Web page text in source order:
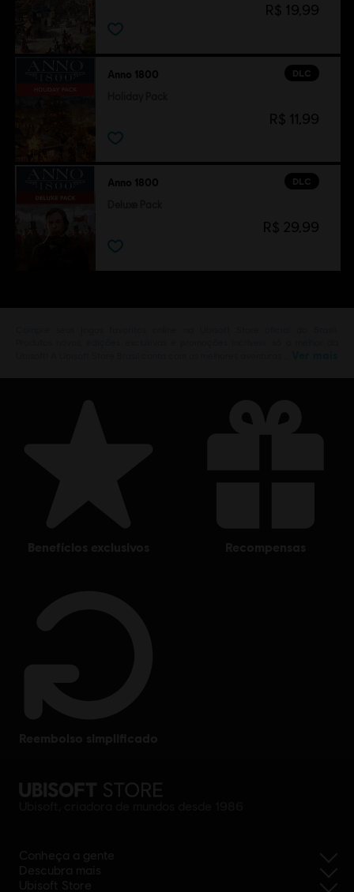
R$ 19,99
DLC
Anno 1800
R$ 11,99
DLC
Anno 1800
R$ 29,99